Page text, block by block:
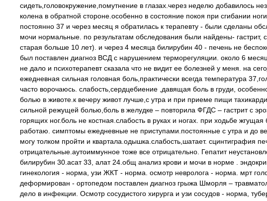
сидеть,головокружение,помутнение в глазах.через неделю добавилось
колена в обратной стороне.особенно в состояние покоя при сгибании
постоянно 37 и через месяц я обратилась к терапевту - были сделаны
мочи нормальные. по результатам обследования были найдены-
старая больше 10 лет). и через 4 месяца билирубин 40 - печень не
был поставлен диагноз ВСД с нарушением терморегуляции. около 6
не дало и психотерапевт сказала что не видит ее болезней у меня. на
ежедневная сильная головная боль,практически всегда температура
часто ворочаюсь. слабость,сердцебиение ,давящая боль в груди,
болью в животе.к вечеру живот лучше,с утра и при приеме пищи
сильной режущей болью,боль в желудке – повторила ФГДС – гастрит с
горящих ног.боль не костная.слабость в руках и ногах. при ходьбе
работаю. симптомы ежедневные не приступами.постоянные с утра и до
могу толком пройти и квартала.одышка.слабость,шатает. сцинтиграфия
отрицательные.аутоиммунное тоже все отрицательно. Гепатит
билирубин 30.асат 33, алат 24.общ анализ крови и мочи в норме .
гинекология - норма, узи ЖКТ - норма. осмотр невролога - норма. мрт
деформирован - ортопедом поставлен диагноз грыжа Шморля –
дело в инфекции. Осмотр сосудистого хирурга и узи сосудов - норма,